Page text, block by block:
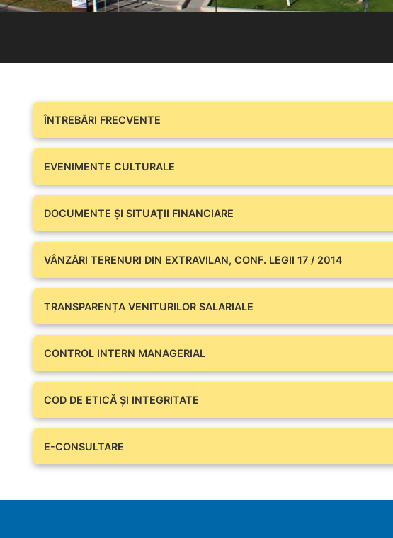
ÎNTREBĂRI FRECVENTE
EVENIMENTE CULTURALE
DOCUMENTE ŞI SITUAŢII FINANCIARE
VÂNZĂRI TERENURI DIN EXTRAVILAN, CONF. LEGII 17 / 2014
TRANSPARENȚA VENITURILOR SALARIALE
CONTROL INTERN MANAGERIAL
COD DE ETICĂ ȘI INTEGRITATE
E-CONSULTARE